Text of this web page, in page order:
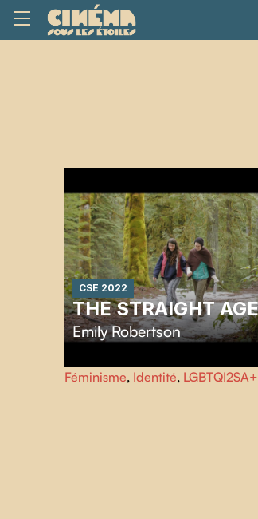
CSE 2022
THE STRAIGHT
Emily Robertson
Une jeune écrivaine partage son
out en tant que femme pansexuelle.
Féminisme, Identité, LGBTQI2SA+